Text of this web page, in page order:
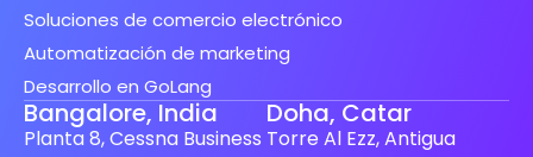
Soluciones de comercio electrónico
Automatización de marketing
Desarrollo en GoLang
Bangalore, India
Planta 8, Cessna Business
Doha, Catar
Torre Al Ezz, Antigua